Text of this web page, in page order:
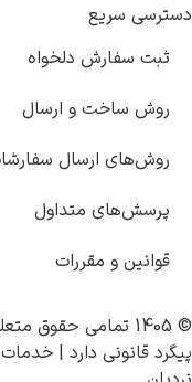
دسترسی سریع
ثبت سفارش دلخواه
روش ساخت و ارسال
روش‌های ارسال
پرسش‌های متداول
قوانین و مقررات
© 1405 تمامی حقوق متعلق به
پیگرد قانونی دارد |